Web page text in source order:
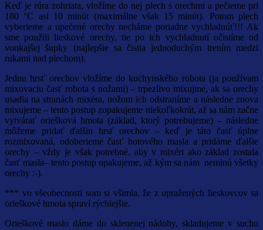
Keď je rúra zohriata, vložíme do nej plech s orechmi a pečieme pri
180 °C asi 10 minút (maximálne však 15 minút). Potom plech
vyberieme a upečené orechy necháme poriadne vychladnúť!!! Ak
sme použili lieskové orechy, tie po ich vychladnutí očistíme od
vonkajšej šupky (najlepšie sa čistia jednoduchým trením medzi
rukami nad plechom).
Jednu hrsť orechov vložíme do kuchynského robota (ja používam
mixovaciu časť robota s nožami) – trpezlivo mixujme, ak sa orechy
usadia na stranách mixéra, nožom ich odstraníme a následne znova
mixujeme – tento postup zopakujeme niekoľkokrát, až sa nám začne
vytvárať oriešková hmota (základ, ktorý potrebujeme) – následne
môžeme pridať ďalšiu hrsť orechov – keď je táto časť úplne
rozmixovaná, odoberieme časť hotového masla a pridáme ďalšie
orechy – vždy je však potrebné, aby v mixéri ako základ zostala
časť masla– tento postup opakujeme, až kým sa nám neminú všetky
orechy :-).
*** vo všeobecnosti som si všimla, že z upražených lieskovcov sa
orieškové hmota spraví rýchlejšie.
Orieškové maslo dáme do sklenenej nádoby, skladujeme v suchu